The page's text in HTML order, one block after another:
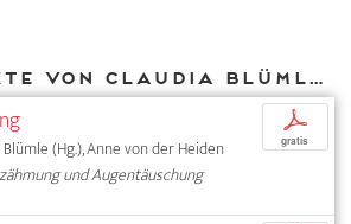
Weitere Texte von Claudia Blümle bei DIAPHANES
Blümle (Hg.), Anne von der Heiden
und Augentäuschung
p
gratis